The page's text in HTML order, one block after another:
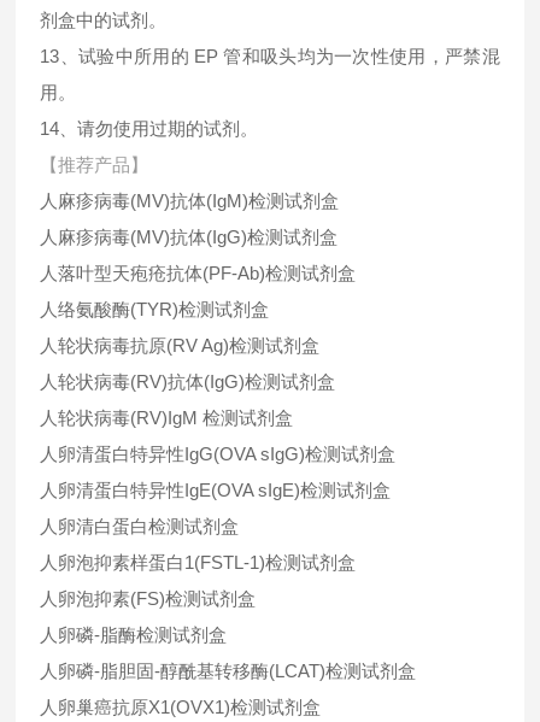
剂盒中的试剂。
13、试验中所用的 EP 管和吸头均为一次性使用，严禁混
用。
14、请勿使用过期的试剂。
【推荐产品】
人麻疹病毒(MV)抗体(IgM)检测试剂盒
人麻疹病毒(MV)抗体(IgG)检测试剂盒
人落叶型天疱疮抗体(PF-Ab)检测试剂盒
人络氨酸酶(TYR)检测试剂盒
人轮状病毒抗原(RV Ag)检测试剂盒
人轮状病毒(RV)抗体(IgG)检测试剂盒
人轮状病毒(RV)IgM 检测试剂盒
人卵清蛋白特异性IgG(OVA sIgG)检测试剂盒
人卵清蛋白特异性IgE(OVA sIgE)检测试剂盒
人卵清白蛋白检测试剂盒
人卵泡抑素样蛋白1(FSTL-1)检测试剂盒
人卵泡抑素(FS)检测试剂盒
人卵磷-脂酶检测试剂盒
人卵磷-脂胆固-醇酰基转移酶(LCAT)检测试剂盒
人卵巢癌抗原X1(OVX1)检测试剂盒